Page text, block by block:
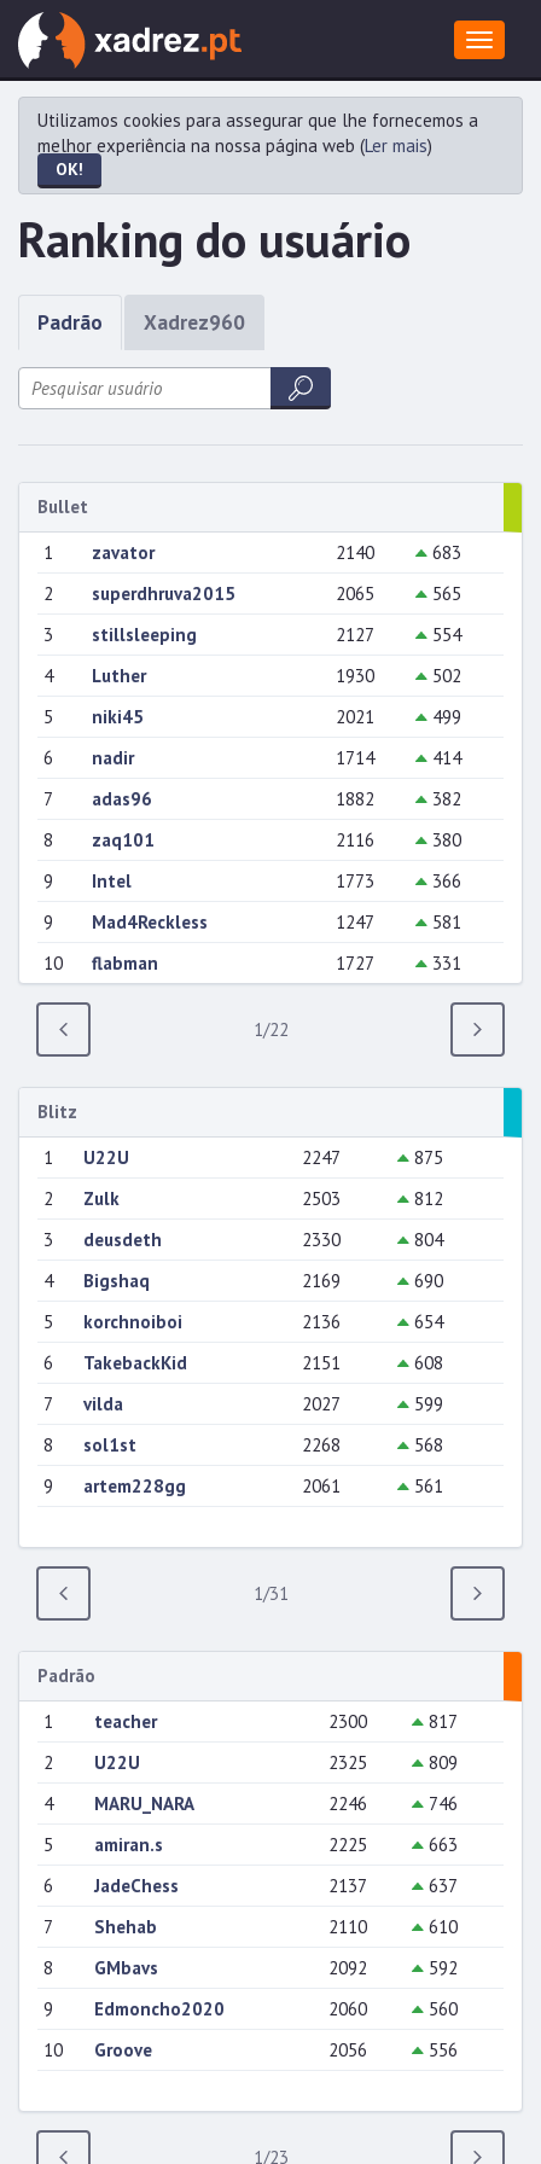
Toggle
Utilizamos cookies para assegurar que lhe fornecemos a
melhor experiência na nossa página web (Ler mais)
OK!
Ranking do usuário
Padrão Xadrez960
Bullet
1
zavator 2140
683
2
superdhruva2015 2065
565
3
stillsleeping 2127
554
4
Luther 1930
502
5
niki45 2021
499
6
nadir 1714
414
7
adas96 1882
382
8
zaq101 2116
380
9
Intel 1773
366
9
Mad4Reckless 1247
581
10
flabman 1727 331
1/22
Blitz
1
U22U 2247
875
2
Zulk 2503
812
3
deusdeth 2330
804
4
Bigshaq 2169
690
5
korchnoiboi 2136
654
6
TakebackKid 2151
608
7
vilda 2027
599
8
sol1st 2268
568
9
artem228gg 2061 561
1/31
Padrão
1
teacher 2300
817
2
U22U 2325
809
4
MARU_NARA 2246
746
5
amiran.s 2225
663
6
JadeChess 2137
637
7
Shehab 2110
610
8
GMbavs 2092
592
9
Edmoncho2020 2060
560
10
Groove 2056 556
1/23